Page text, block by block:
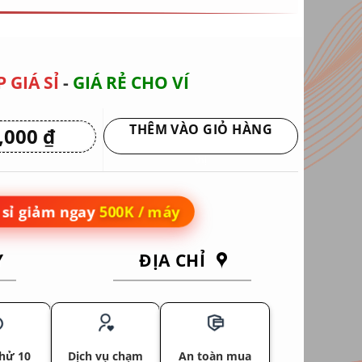
GIÁ SỈ- GIÁ RẺ CHO VÍ
₫Giá
tại
5,950,000 ₫.
THÊM VÀO GIỎ HÀNG
giảm ngay 500K / máy
ĐỊA CHỈ
10
Dịch vụ chạm
An toàn mua